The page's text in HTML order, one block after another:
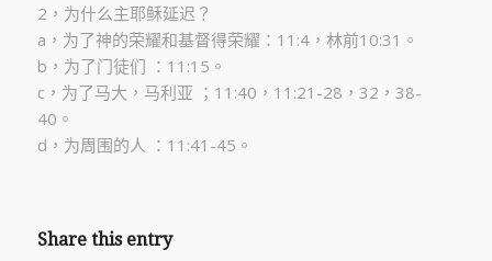
2，为什么主耶稣延迟？
a，为了神的荣耀和基督得荣耀：11:4，林前10:31。
b，为了门徒们 ：11:15。
c，为了马大，马利亚 ；11:40，11:21-28，32，38-
40。
d，为周围的人 ：11:41-45。
Share this entry